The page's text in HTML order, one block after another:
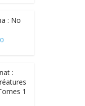
: No
0
:
1